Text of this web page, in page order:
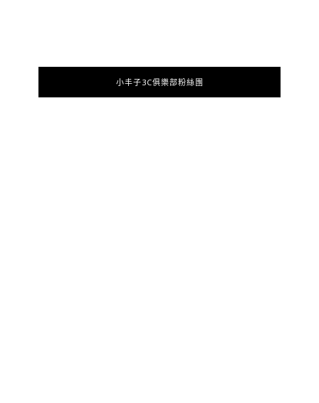
小丰子3C俱樂部粉絲團